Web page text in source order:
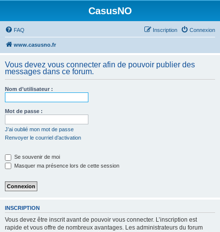
CasusNO
FAQ Connexion
Inscription
www.casusno.fr
Vous devez vous connecter afin de pouvoir publier des
messages dans ce forum.
Nom d’utilisateur :
Mot de passe :
J’ai oublié mon mot de passe
Renvoyer le courriel d’activation
Se souvenir de moi
Masquer ma présence lors de cette session
INSCRIPTION
Vous devez être inscrit avant de pouvoir vous connecter. L’inscription est
rapide et vous offre de nombreux avantages. Les administrateurs du forum